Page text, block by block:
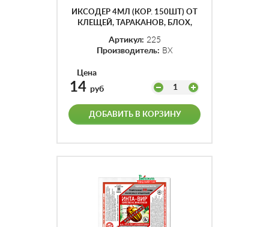
ИКСОДЕР 4МЛ (КОР. 150ШТ) ОТ
КЛЕЩЕЙ, ТАРАКАНОВ, БЛОХ,
Артикул: 225
Производитель: ВХ
Цена
14 руб 1
ДОБАВИТЬ В КОРЗИНУ